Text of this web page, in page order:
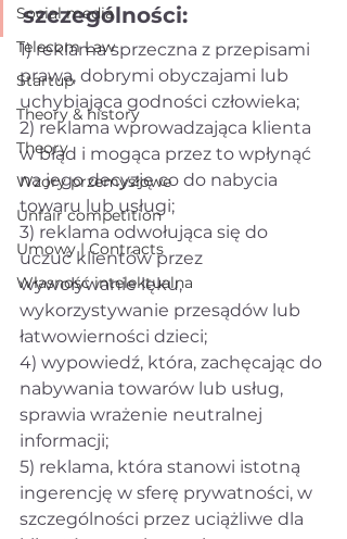
Social media
Telecom Law
Startup
Theory & history
Theory
Wzory przemysłowe
Unfair competition
Umowy | Contracts
Własność intelektualna
szczególności:
1) reklama sprzeczna z przepisami
prawa, dobrymi obyczajami lub
uchybiająca godności człowieka;
2) reklama wprowadzająca klienta
w błąd i mogąca przez to wpłynąć
na jego decyzję co do nabycia
towaru lub usługi;
3) reklama odwołująca się do
uczuć klientów przez
wywoływanie lęku,
wykorzystywanie przesądów lub
łatwowierności dzieci;
4) wypowiedź, która, zachęcając do
nabywania towarów lub usług,
sprawia wrażenie neutralnej
informacji;
5) reklama, która stanowi istotną
ingerencję w sferę prywatności, w
szczególności przez uciążliwe dla